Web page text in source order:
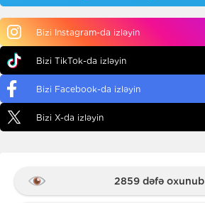
Bizi Instagram-da izləyin
Bizi TikTok-da izləyin
Bizi Facebook-da izləyin
Bizi X-da izləyin
2859 dəfə oxunub